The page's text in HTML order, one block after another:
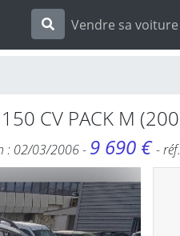
Vendre sa voiture
CV PACK M
: 02/03/2006 - 9 690 €-